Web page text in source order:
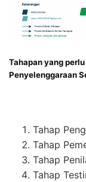
Tahapan yang
Penyelenggaraan
Tahap
Tahap
Tahap
Tahap